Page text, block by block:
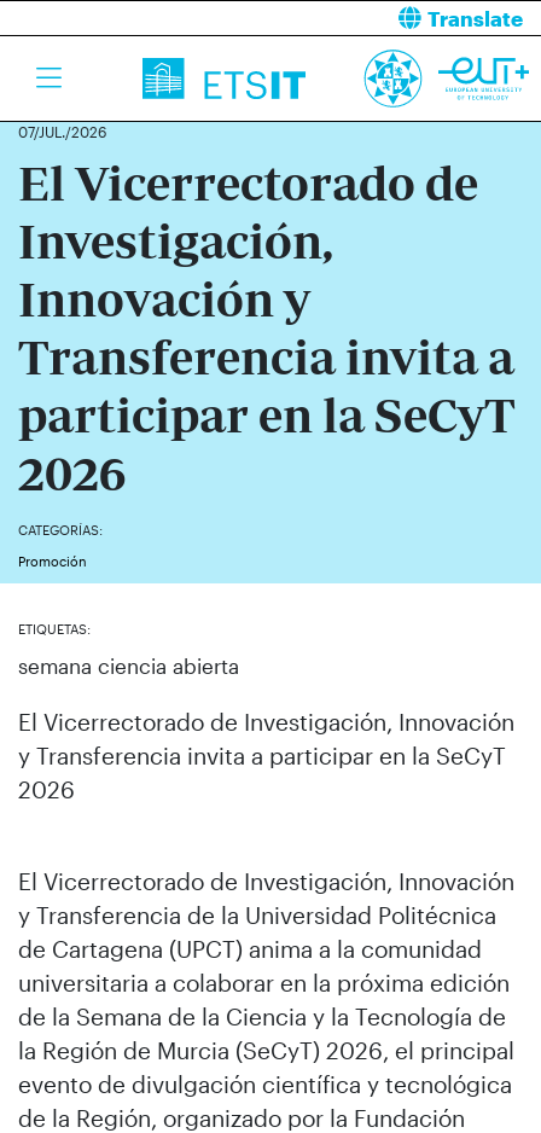
Translate
07/JUL./2026
El Vicerrectorado de
Investigación,
Innovación y
Transferencia invita a
participar en la SeCyT
2026
CATEGORÍAS:
Promoción
ETIQUETAS:
semana ciencia abierta
El Vicerrectorado de Investigación, Innovación
y Transferencia invita a participar en la SeCyT
2026
El Vicerrectorado de Investigación, Innovación
y Transferencia de la Universidad Politécnica
de Cartagena (UPCT) anima a la comunidad
universitaria a colaborar en la próxima edición
de la Semana de la Ciencia y la Tecnología de
la Región de Murcia (SeCyT) 2026, el principal
evento de divulgación científica y tecnológica
de la Región, organizado por la Fundación